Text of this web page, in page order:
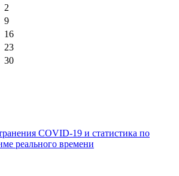
2
9
16
23
30
COVID-19 и статистика по
реального времени